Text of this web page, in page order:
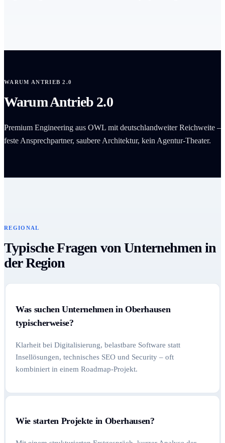
WARUM ANTRIEB 2.0
Warum Antrieb 2.0
Premium Engineering aus OWL mit deutschlandweiter Reichweite –
feste Ansprechpartner, saubere Architektur, kein Agentur-Theater.
REGIONAL
Typische Fragen von Unternehmen in
der Region
Was suchen Unternehmen in Oberhausen
typischerweise?
Klarheit bei Digitalisierung, belastbare Software statt
Insellösungen, technisches SEO und Security – oft
kombiniert in einem Roadmap-Projekt.
Wie starten Projekte in Oberhausen?